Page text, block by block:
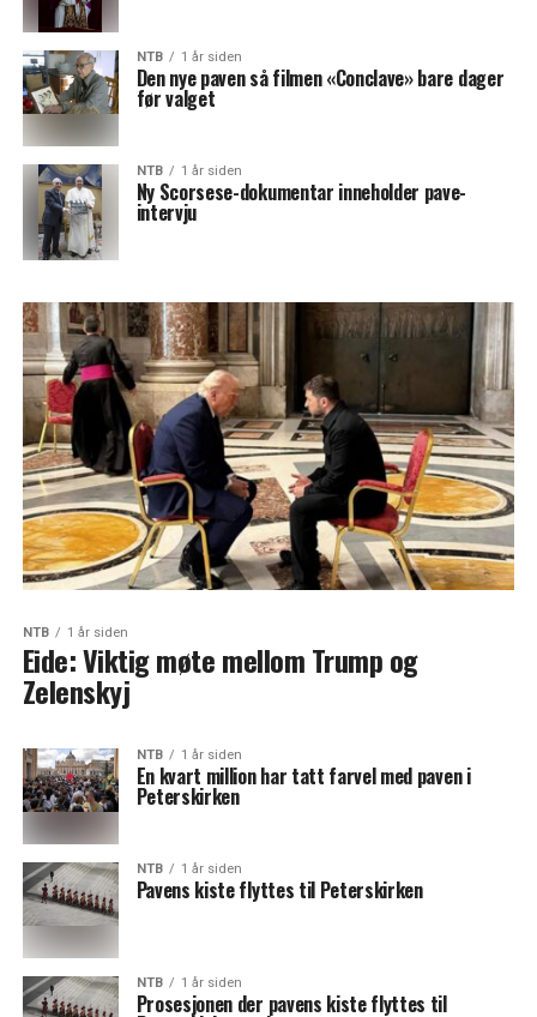
NTB 1 år siden
Den nye paven så filmen «Conclave» bare dager
før valget
NTB 1 år siden
Ny Scorsese-dokumentar inneholder pave-
intervju
NTB 1 år siden
Eide: Viktig møte mellom Trump og
Zelenskyj
NTB 1 år siden
En kvart million har tatt farvel med paven i
Peterskirken
NTB 1 år siden
Pavens kiste flyttes til Peterskirken
NTB 1 år siden
Prosesjonen der pavens kiste flyttes til